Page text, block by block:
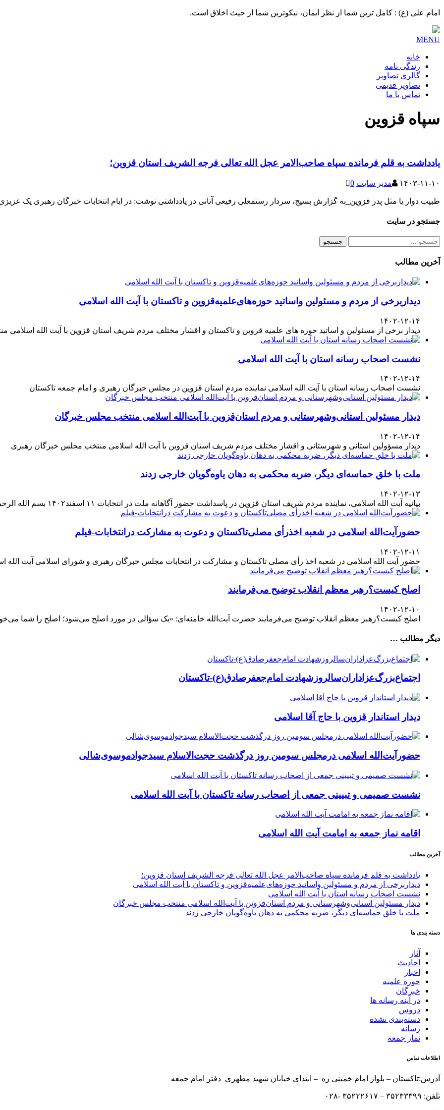
امام علی (ع) : کامل ترین شما از نظر ایمان، نیکوترین شما از حیث اخلاق است.
MENU
خانه
زندگی نامه
گالری تصاویر
تصاویر قدیمی
تماس با ما
سپاه قزوین
یادداشت به قلم فرمانده سپاه صاحب‌الامر عجل الله تعالی فرجه الشریف استان قزوین؛
۱۴۰۳-۱۱-۱۰ مدیر سایت 0
طبیب دوار یا مثل پدر قزوین_به گزارش بسیج، سردار رستمعلی رفیعی آتانی در یادداشتی نوشت: در ایام انتخابات خبرگان رهبری یک عزیزی
جستجو در سایت
جستجو
آخرین مطالب
دیداربرخی از مردم و مسئولین واساتید حوزه‌های‌علمیه‌قزوین و تاکستان با آیت الله اسلامی
۱۴۰۲-۱۲-۱۴
دیدار برخی از مسئولین و اساتید حوزه های علمیه قزوین و تاکستان و اقشار مختلف مردم شریف استان قزوین با آیت الله
نشست اصحاب رسانه استان با آیت الله اسلامی
۱۴۰۲-۱۲-۱۴
نشست اصحاب رسانه استان با آیت الله اسلامی نماینده مردم استان قزوین در مجلس خبرگان رهبری و امام جمعه تاکستان
دیدار مسئولین استانی‌وشهرستانی و مردم‌ استان‌قزوین با آیت‌الله‌ اسلامی منتخب مجلس‌ خبرگان
۱۴۰۲-۱۲-۱۴
دیدار مسؤولین استانی و شهرستانی و اقشار مختلف مردم شریف استان قزوین با آیت الله اسلامی منتخب مجلس خبرگان رهبری
ملت با خلق حماسه‌ای دیگر، ضربه محکمی به دهان یاوه‌گویان خارجی زدند
۱۴۰۲-۱۲-۱۳
بیانیه آیت الله اسلامی، نماینده مردم شریف استان قزوین در پاسداشت حضور آگاهانه ملت در انتخابات ۱۱ اسفند۱۴۰۲ بسم الله الرحمن الرحیم بار دیگر حضور حماسی [ ... ]
حضورآیت‌الله اسلامی در شعبه اخذرأی مصلی‌تاکستان و دعوت به مشارکت درانتخابات-فیلم
۱۴۰۲-۱۲-۱۱
حضور آیت الله اسلامی در شعبه اخذ رأی مصلی تاکستان و مشارکت در انتخابات مجلس خبرگان رهبری و شورای اسلامی آیت
اصلح کیست؟رهبر معظم انقلاب توضیح می‌فرمایند
۱۴۰۲-۱۲-۱۰
اصلح کیست؟رهبر معظم انقلاب توضیح می‌فرمایند حضرت آیت‌الله خامنه‌ای: «یک سؤالی در مورد اصلح می‌شود؛ اصلح را شما
دیگر مطالب …
اجتماع‌بزرگ‌عزاداران‌سالروزشهادت امام‌جعفرصادق(ع)-تاکستان
دیدار استاندار قزوین با حاج آقا اسلامی
حضورآیت‌الله اسلامی درمجلس سومین روز درگذشت حجت‌الاسلام سیدجوادموسوی‌شالی
نشست صمیمی و تبیینی جمعی از اصحاب رسانه تاکستان با آیت الله اسلامی
اقامه نماز جمعه به امامت آیت الله اسلامی
آخرین مطالب
یادداشت به قلم فرمانده سپاه صاحب‌الامر عجل الله تعالی فرجه الشریف استان قزوین؛
دیداربرخی از مردم و مسئولین واساتید حوزه‌های‌علمیه‌قزوین و تاکستان با آیت الله اسلامی
نشست اصحاب رسانه استان با آیت الله اسلامی
دیدار مسئولین استانی‌وشهرستانی و مردم‌ استان‌قزوین با آیت‌الله‌ اسلامی منتخب مجلس‌ خبرگان
ملت با خلق حماسه‌ای دیگر، ضربه محکمی به دهان یاوه‌گویان خارجی زدند
دسته بندی ها
آثار
احادیث
اخبار
حوزه علمیه
خبرگان
در آینه رسانه ها
دروس
دسته‌بندی نشده
رسانه
نماز جمعه
اطلاعات تماس
آدرس:تاکستان – بلوار امام خمینی ره – ابتدای خیابان شهید مطهری دفتر امام جمعه
تلفن: ۳۵۲۳۳۳۹۹ – ۳۵۲۲۲۶۱۷ -۰۲۸